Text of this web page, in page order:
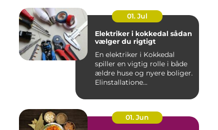
01. Jul
Elektriker i kokkedal sådan
vælger du rigtigt
En elektriker i Kokkedal
spiller en vigtig rolle i både
ældre huse og nyere boliger.
Elinstallatione...
01. Jun